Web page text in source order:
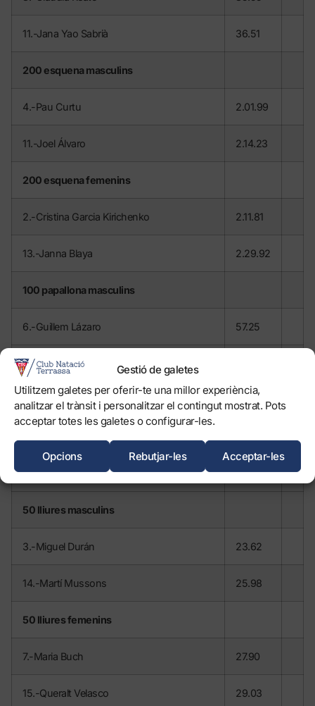
Gestió de galetes
Utilitzem galetes per oferir-te una millor experiència,
analitzar el trànsit i personalitzar el contingut mostrat. Pots
acceptar totes les galetes o configurar-les.
Acceptar-les
Rebutjar-les
Opcions
11.-Jana Yao Sabrià 36.51
200 esquena masculins
4.-Pau Curtu 2.01.99
11.-Joel Álvaro 2.14.23
200 esquena femenins
2.-Cristina Garcia Kirichenko 2.11.81
13.-Janna Blaya 2.29.92
100 papallona masculins
6.-Guillem Lázaro 57.25
16.-Joel Sanz
100 papallona femenins
16.-Laia Salvador 1.16.01
50 lliures masculins
3.-Miguel Durán 23.62
14.-Martí Mussons 25.98
50 lliures femenins
7.-Maria Buch 27.90
15.-Queralt Velasco 29.03